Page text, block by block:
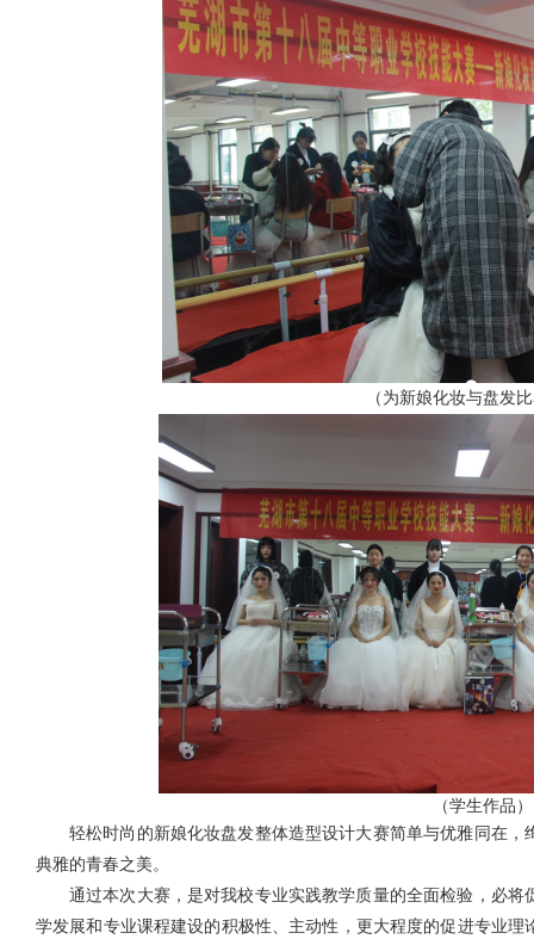
（为新娘化妆与盘发
（学生作品）
轻松时尚的新娘化妆盘发整体造型设计大赛简单与优雅同在
典雅的青春之美。
通过本次大赛，是对我校专业实践教学质量的全面检验，必
学发展和专业课程建设的积极性、主动性，更大程度的促进专业